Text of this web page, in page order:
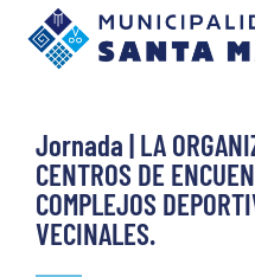
Jornada | LA
CENTROS DE
COMPLEJOS
VECINALES.